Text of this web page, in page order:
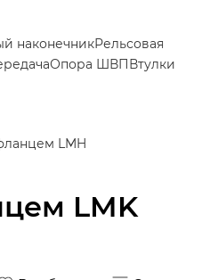
LMK
наконечникРельсовая
Опора ШВПВтулки
LMH